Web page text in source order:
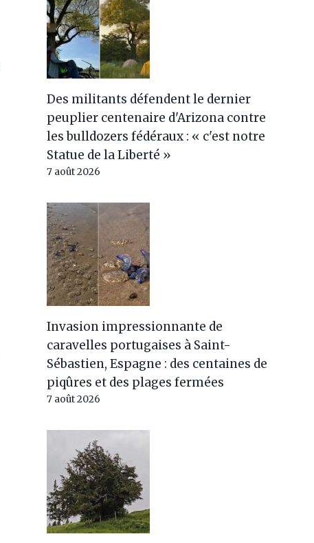
Des militants défendent le dernier
peuplier centenaire d'Arizona contre
les bulldozers fédéraux : « c'est notre
Statue de la Liberté »
7 août 2026
Invasion impressionnante de
caravelles portugaises à Saint-
Sébastien, Espagne : des centaines de
piqûres et des plages fermées
7 août 2026